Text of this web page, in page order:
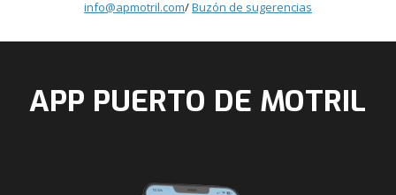
info@apmotril.com/Buzón de sugerencias
APP PUERTO DE MOTRIL